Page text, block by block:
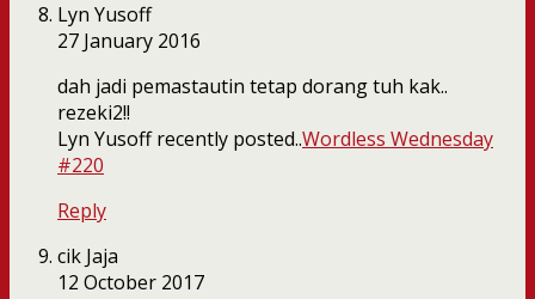
Lyn Yusoff
27 January 2016
dah jadi pemastautin tetap dorang tuh kak..
rezeki2!!
Lyn Yusoff recently posted..Wordless Wednesday
#220
Reply
cik Jaja
12 October 2017